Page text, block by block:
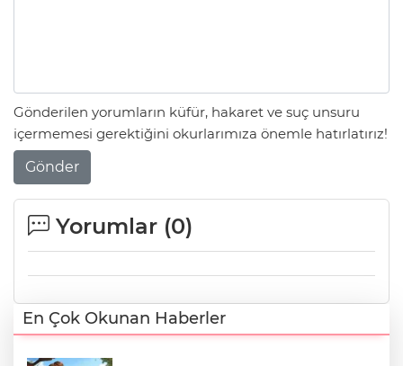
Gönderilen yorumların küfür, hakaret ve suç unsuru
içermemesi gerektiğini okurlarımıza önemle hatırlatırız!
Gönder
Yorumlar (0)
En Çok Okunan Haberler